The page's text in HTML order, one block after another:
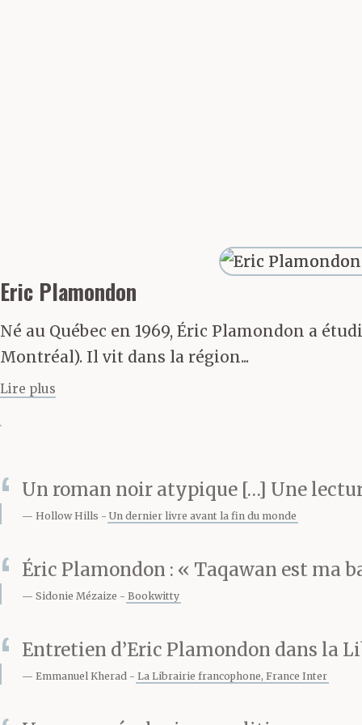
sur la plate-
tour. Elle
dépasse le
atteignent le
claque dans
fugitifs
treillis
Océane se
Eric Plamondon
Né au Québec en 1969, Éric Plamondon a
Montréal). Il vit dans la région...
Lire plus
Un roman noir atypique […] Une
Hollow Hills Un dernier livre avant la fin du monde
Éric Plamondon : « Taqawan est ma
Sidonie Mézaize Bookwitty
Entretien d’Eric Plamondon dans la
Emmanuel Kherad La Librairie francophone, France Inter